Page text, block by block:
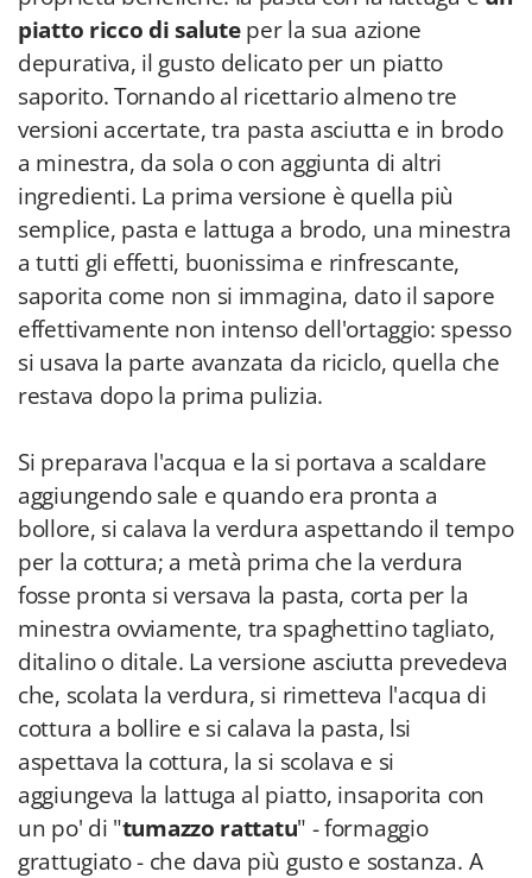
piatto ricco di saluteper la sua azione
depurativa, il gusto delicato per un piatto
saporito. Tornando al ricettario almeno tre
versioni accertate, tra pasta asciutta e in brodo
a minestra, da sola o con aggiunta di altri
ingredienti. La prima versione è quella più
semplice, pasta e lattuga a brodo, una minestra
a tutti gli effetti, buonissima e rinfrescante,
saporita come non si immagina, dato il sapore
effettivamente non intenso dell'ortaggio: spesso
si usava la parte avanzata da riciclo, quella che
restava dopo la prima pulizia.
Si preparava l'acqua e la si portava a scaldare
aggiungendo sale e quando era pronta a
bollore, si calava la verdura aspettando il tempo
per la cottura; a metà prima che la verdura
fosse pronta si versava la pasta, corta per la
minestra ovviamente, tra spaghettino tagliato,
ditalino o ditale. La versione asciutta prevedeva
che, scolata la verdura, si rimetteva l'acqua di
cottura a bollire e si calava la pasta, lsi
aspettava la cottura, la si scolava e si
aggiungeva la lattuga al piatto, insaporita con
un po' di "tumazzo rattatu" - formaggio
grattugiato - che dava più gusto e sostanza. A